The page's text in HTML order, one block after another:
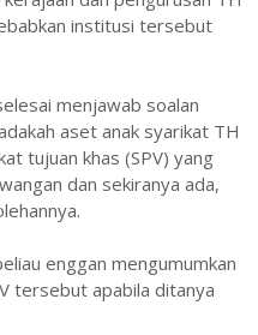
institusi tersebut
menjawab soalan
aset anak syarikat TH
tujuan khas (SPV) yang
dan sekiranya ada,
enggan mengumumkan
tersebut apabila ditanya